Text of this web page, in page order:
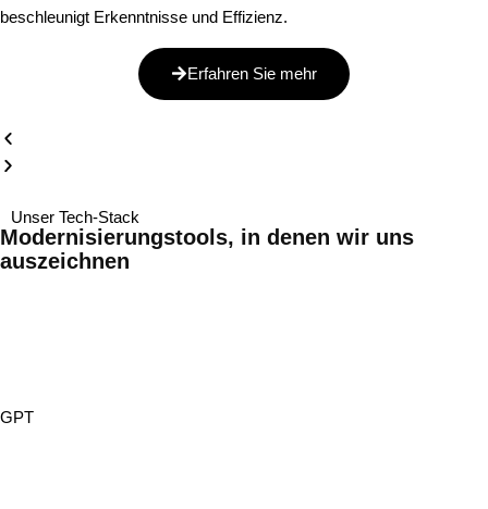
beschleunigt Erkenntnisse und Effizienz.
Erfahren Sie mehr
Unser Tech-Stack
Modernisierungstools, in denen wir uns
auszeichnen
GPT